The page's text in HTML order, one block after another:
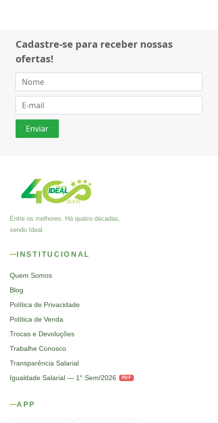
Cadastre-se para receber nossas
ofertas!
Entre os melhores. Há quatro décadas,
sendo Ideal.
INSTITUCIONAL
Quem Somos
Blog
Política de Privacidade
Política de Venda
Trocas e Devoluções
Trabalhe Conosco
Transparência Salarial
Igualdade Salarial — 1° Sem/2026
PDF
APP